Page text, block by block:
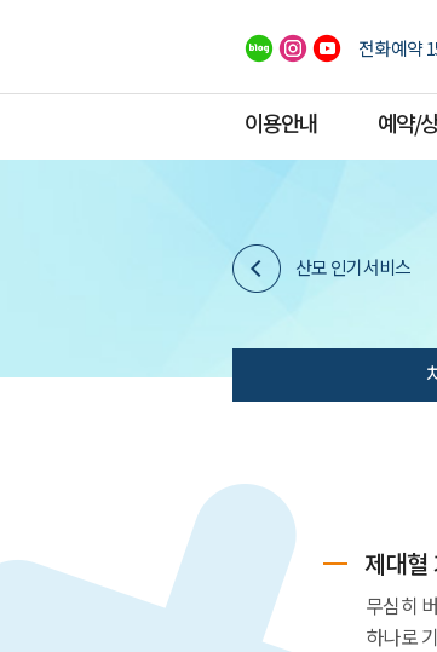
전화예약
이용안내 예약/
산모 인기서비스
제대혈
무심히
하나로